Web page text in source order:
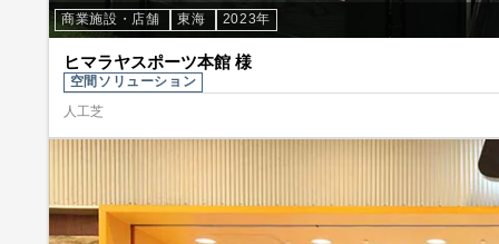
商業施設・店舗 東海 2023年
ヒマラヤスポーツ本館 様
空間ソリューション
人工芝